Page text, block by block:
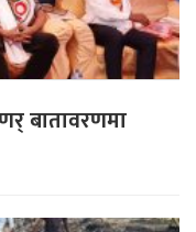
बातावरणमा